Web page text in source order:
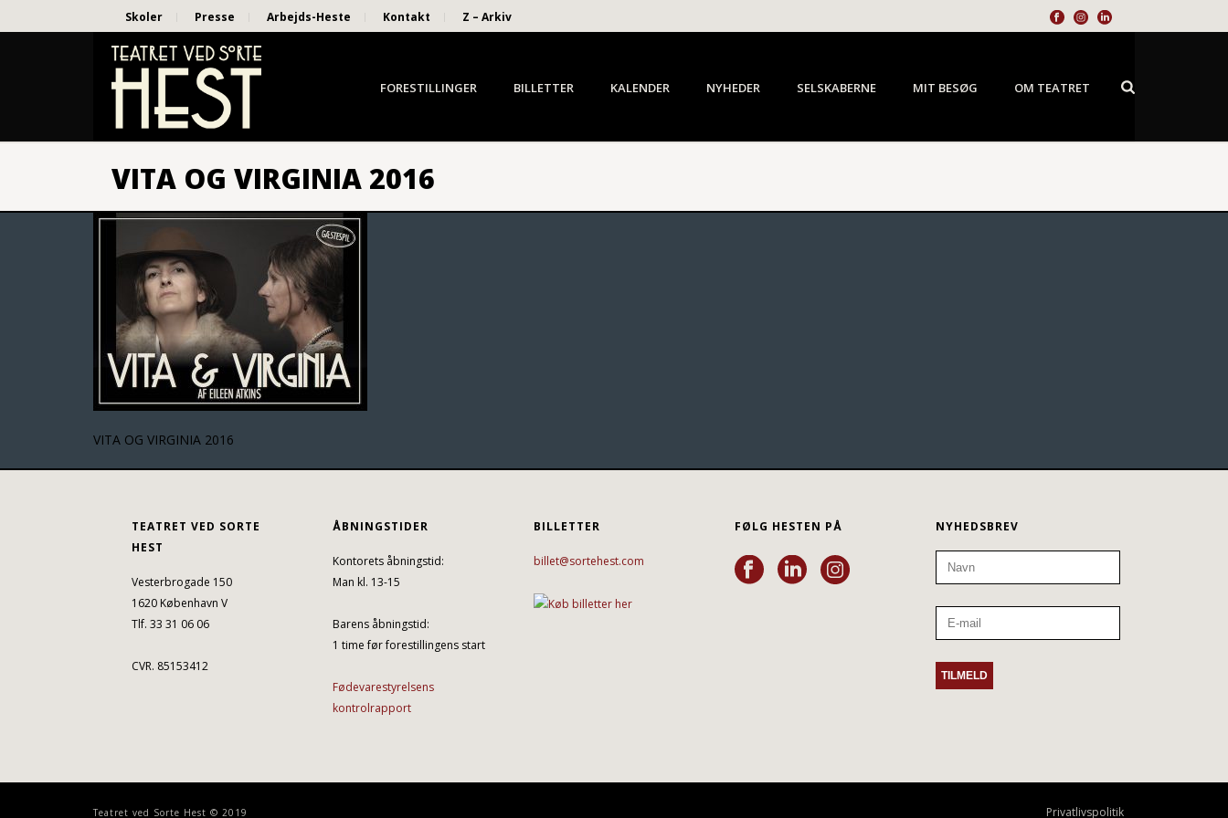
Skoler Presse Arbejds-Heste Kontakt Z – Arkiv
FORESTILLINGER BILLETTER KALENDER NYHEDER SELSKABERNE MIT BESØG OM TEATRET
VITA OG VIRGINIA 2016
VITA OG VIRGINIA 2016
TEATRET VED SORTE
HEST
Vesterbrogade 150
1620 København V
Tlf. 33 31 06 06
CVR. 85153412
ÅBNINGSTIDER
Kontorets åbningstid:
Man kl. 13-15
Barens åbningstid:
1 time før forestillingens start
Fødevarestyrelsens
kontrolrapport
BILLETTER
billet@sortehest.com
FØLG HESTEN PÅ NYHEDSBREV
Teatret ved Sorte Hest © 2019 Privatlivspolitik